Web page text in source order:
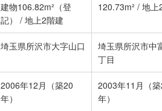
建物106.82m²（登
記）
/ 地上2階建
120.73m² / 地上
埼玉県所沢市大字山口
埼玉県所沢市中
丁目
2006年12月（築20
年）
2003年11月（
年）